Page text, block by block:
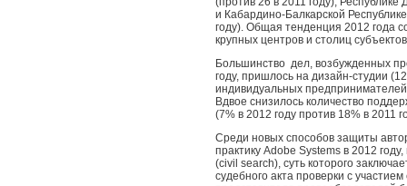
и Кабардино-Балкарской
году). Общая тенденция 2012 года
крупных центров и столиц
Большинство дел, возбужденных
году, пришлось на дизайн-студии
индивидуальных
Вдвое снизилось количество
(7% в 2012 году против 18% в 2011
Среди новых способов защиты
практику Adobe Systems в 2012
(сivil search), суть которого
судебного акта проверки с